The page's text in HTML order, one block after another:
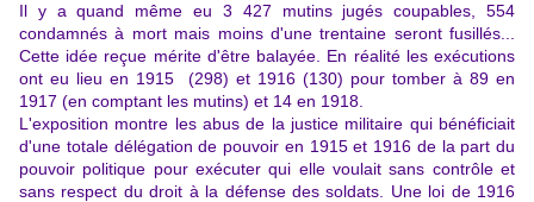
Il y a quand même eu 3 427 mutins jugés coupables, 554
condamnés à mort mais moins d'une trentaine seront fusillés...
Cette idée reçue mérite d'être balayée. En réalité les exécutions
ont eu lieu en 1915 (298) et 1916 (130) pour tomber à 89 en
1917 (en comptant les mutins) et 14 en 1918.
L'exposition montre les abus de la justice militaire qui bénéficiait
d'une totale délégation de pouvoir en 1915 et 1916 de la part du
pouvoir politique pour exécuter qui elle voulait sans contrôle et
sans respect du droit à la défense des soldats. Une loi de 1916